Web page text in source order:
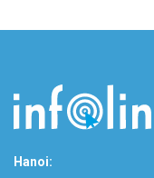
Hanoi: